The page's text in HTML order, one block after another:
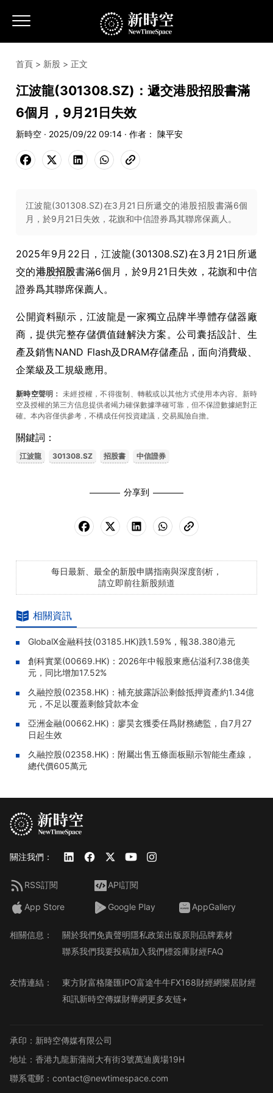
首頁 > 新股 > 正文
江波龍(301308.SZ)：遞交港股招股書滿
6個月，9月21日失效
新時空 · 2025/09/22 09:14 · 作者： 陳平安
江波龍(301308.SZ)在3月21日所遞交的港股招股書滿6個
月，於9月21日失效，花旗和中信證券爲其聯席保薦人。
2025年9月 22 日，江波龍(301308.SZ)在3 月 21日所遞
交的港股招股書滿6個月，於9月 21 日失效，花旗和中信
證券爲其聯席保薦人。
公開資料顯示， 江波龍是一家獨立品牌半導體存儲器廠
商，提供完整存儲價值鏈解決方案。公司囊括設計、生
產及銷售NAND Flash及 DRAM存儲產品，面向消費級、
企業級及工規級應用。
新時空聲明： 未經授權，不得復制、轉載或以其他方式使用本內容。新時
空及授權的第三方信息提供者竭力確保數據準確可靠，但不保證數據絕對正
確。本內容僅供參考，不構成任何投資建議，交易風險自擔。
關鍵詞：
江波龍 301308.SZ 招股書 中信證券
分享到
每日最新、最全的新股申購指南與深度剖析，
請立即前往新股頻道
相關資訊
GlobalX金融科技(03185.HK)跌1.59%，報38.380港元
創科實業(00669.HK)：2026年中報股東應佔溢利7.38億美
元，同比增加17.52%
久融控股(02358.HK)：補充披露訴訟剩餘抵押資產約1.34億
元，不足以覆蓋剩餘貸款本金
亞洲金融(00662.HK)：廖昊玄獲委任爲財務總監，自7月27
日起生效
久融控股(02358.HK)：附屬出售五條面板顯示智能生產線，
總代價605萬元
關注我們：
RSS訂閱 API訂閱
App Store Google Play AppGallery
相關信息： 關於我們免責聲明隱私政策出版原則品牌素材
聯系我們我要投稿加入我們標簽庫財經FAQ
友情連結： 東方財富格隆匯IPO富途牛牛FX168財經網樂居財經
和訊新時空傳媒財華網更多友链+
承印：新時空傳媒有限公司
地址：香港九龍新蒲崗大有街3號萬迪廣場19H
聯系電郵：contact@newtimespace.com